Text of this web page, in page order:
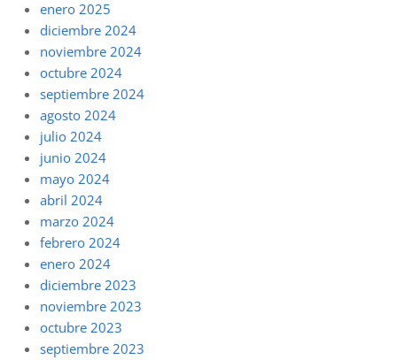
enero 2025
diciembre 2024
noviembre 2024
octubre 2024
septiembre 2024
agosto 2024
julio 2024
junio 2024
mayo 2024
abril 2024
marzo 2024
febrero 2024
enero 2024
diciembre 2023
noviembre 2023
octubre 2023
septiembre 2023